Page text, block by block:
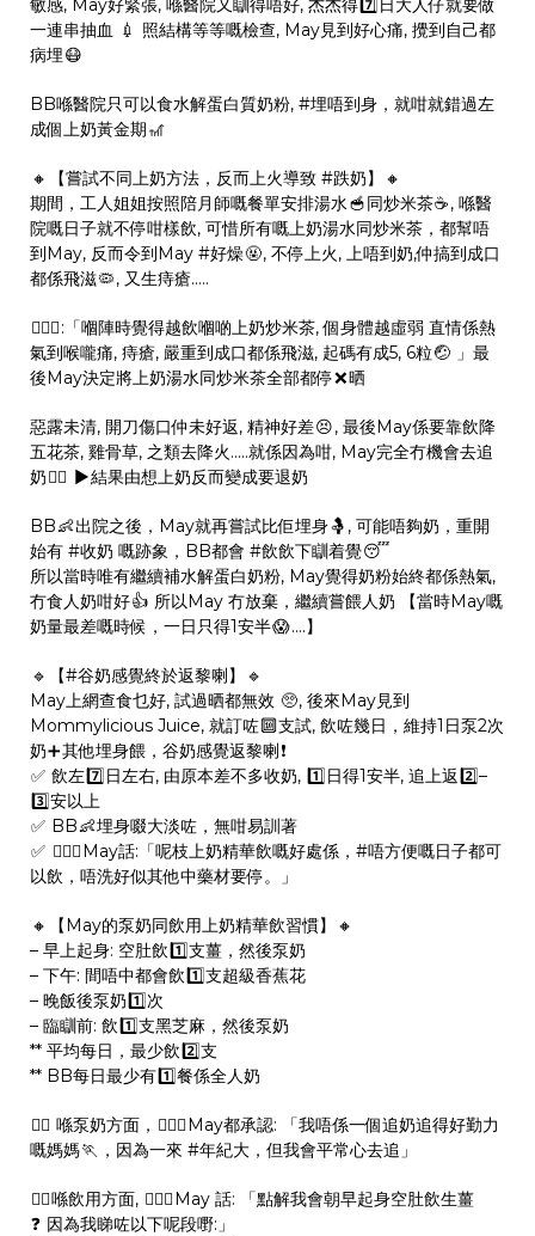
敏感, May好緊張, 喺醫院又瞓得唔好, 杰杰得 7️⃣ 日大人仔就要做
一連串抽血 💉 照結構等等嘅檢查, May見到好心痛, 攪到自己都
病埋😷
BB喺醫院只可以食水解蛋白質奶粉, #埋唔到身 ，就咁就錯過左
成個上奶黃金期🎢
🔸️ 【嘗試不同上奶方法，反而上火導致 #跌奶】
🔸️
期間，工人姐姐按照陪月師嘅餐單安排湯水🥣同炒米茶☕, 喺醫
院嘅日子就不停咁樣飲, 可惜所有嘅上奶湯水同炒米茶，都幫唔
到May, 反而令到May #好燥🤬, 不停上火, 上唔到奶,仲搞到成口
都係飛滋🦠, 又生痔瘡…..
💁🏻‍♀️:「嗰陣時覺得越飲嗰啲上奶炒米茶, 個身體越虛弱 直情係熱
氣到喉嚨痛, 痔瘡, 嚴重到成口都係飛滋, 起碼有成5, 6粒🤕 」最
後May決定將上奶湯水同炒米茶全部都停❌晒
惡露未清, 開刀傷口仲未好返, 精神好差😣, 最後May係要靠飲降
五花茶, 雞骨草, 之類去降火…..就係因為咁, May完全冇機會去追
奶🚴‍♀️ ▶️結果由想上奶反而變成要退奶
BB👶出院之後，May就再嘗試比佢埋身🤱 , 可能唔夠奶，重開
始有 #收奶 嘅跡象，BB都會 #飲飲下瞓着覺😴
所以當時唯有繼續補水解蛋白奶粉, May覺得奶粉始終都係熱氣,
冇食人奶咁好👍 所以May 冇放棄，繼續嘗餵人奶 【當時May嘅
奶量最差嘅時候，一日只得1安半😱….】
🔹 【#谷奶感覺終於返黎喇️】
🔹️
May上網查食乜好, 試過晒都無效 🥺, 後來May見到
Mommylicious Juice, 就訂咗🔟支試, 飲咗幾日，維持1日泵2次
奶➕其他埋身餵，谷奶感覺返黎喇❗
✅ 飲左7️⃣日左右, 由原本差不多收奶, 1️⃣日得1安半, 追上返2️⃣–
3️⃣安以上
✅ BB👶埋身啜大淡咗，無咁易訓著
✅ 💁🏻‍♀️May話:「呢枝上奶精華飲嘅好處係， #唔方便嘅日子都可
以飲 ，唔洗好似其他中藥材要停。」
🔸 【️May的泵奶同飲用上奶精華飲習慣】
🔸️
– 早上起身: 空肚飲1️⃣支薑，然後泵奶
– 下午: 間唔中都會飲1️⃣支超級香蕉花
– 晚飯後泵奶1️⃣次
– 臨瞓前: 飲1️⃣支黑芝麻，然後泵奶
** 平均每日，最少飲2️⃣支
** BB每日最少有1️⃣餐係全人奶
👉🏻 喺泵奶方面， 💁🏻‍♀️May都承認: 「我唔係一個追奶追得好勤力
嘅媽媽🏃 ，因為一來 #年紀大 ，但我會平常心去追」
👉🏻喺飲用方面, 💁🏻‍♀️May 話: 「點解我會朝早起身空肚飲生薑
❓ 因為我睇咗以下呢段嘢:」